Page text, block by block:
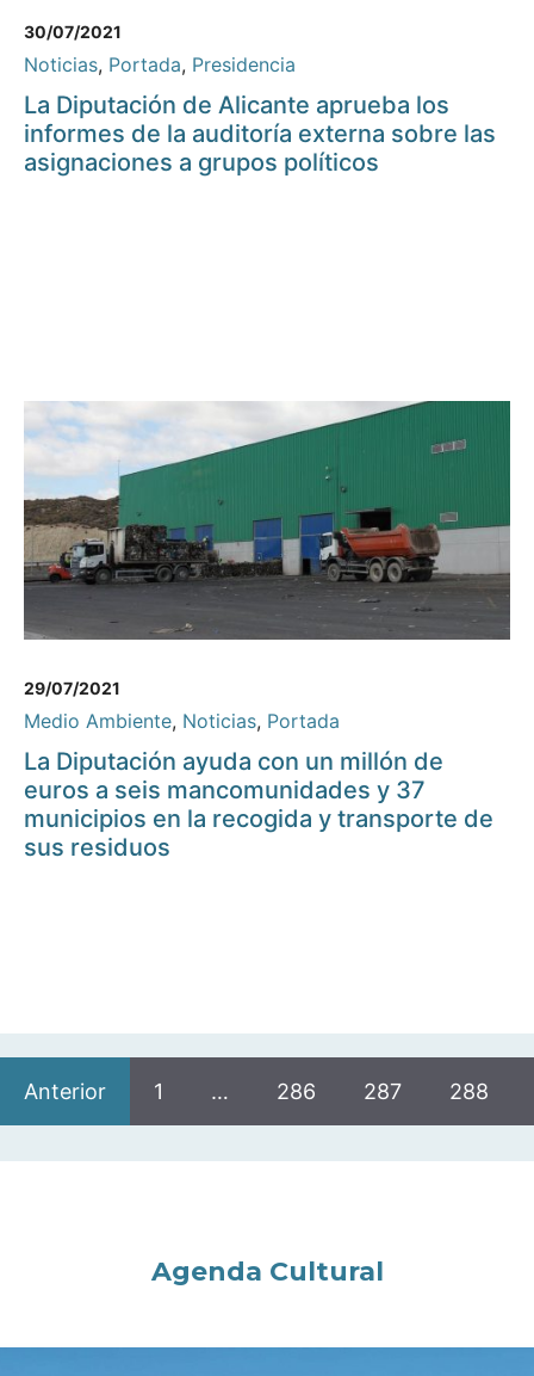
30/07/2021
Noticias, Portada, Presidencia
La Diputación de Alicante aprueba los
informes de la auditoría externa sobre las
asignaciones a grupos políticos
29/07/2021
Medio Ambiente, Noticias, Portada
La Diputación ayuda con un millón de
euros a seis mancomunidades y 37
municipios en la recogida y transporte de
sus residuos
Anterior 1 … 286 287 288
Agenda Cultural